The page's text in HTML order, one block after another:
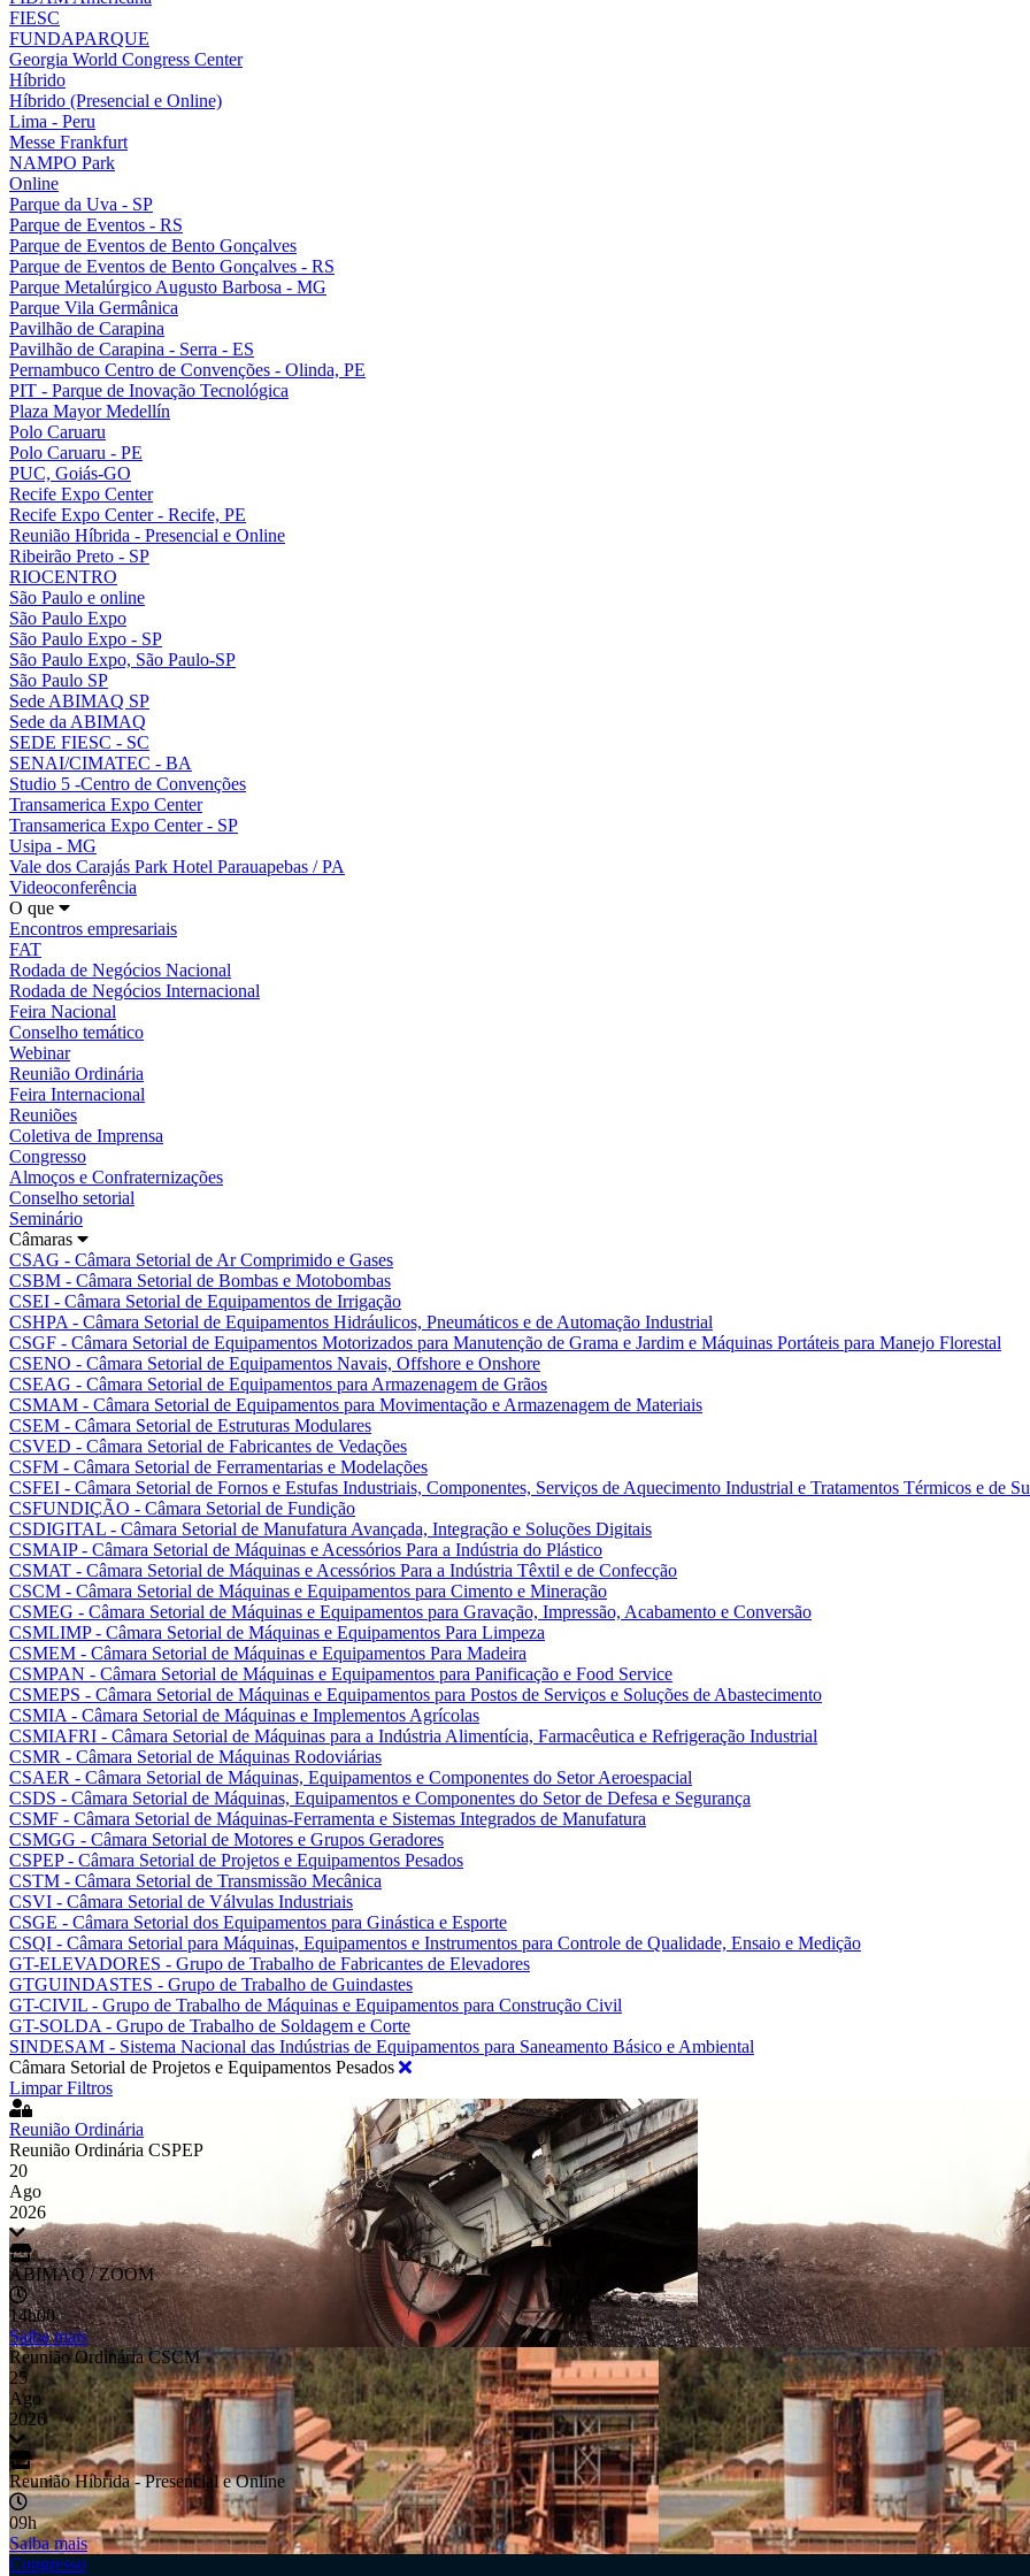
FIESC
FUNDAPARQUE
Georgia World Congress Center
Híbrido
Híbrido (Presencial e Online)
Lima - Peru
Messe Frankfurt
NAMPO Park
Online
Parque da Uva - SP
Parque de Eventos - RS
Parque de Eventos de Bento Gonçalves
Parque de Eventos de Bento Gonçalves - RS
Parque Metalúrgico Augusto Barbosa - MG
Parque Vila Germânica
Pavilhão de Carapina
Pavilhão de Carapina - Serra - ES
Pernambuco Centro de Convenções - Olinda, PE
PIT - Parque de Inovação Tecnológica
Plaza Mayor Medellín
Polo Caruaru
Polo Caruaru - PE
PUC, Goiás-GO
Recife Expo Center
Recife Expo Center - Recife, PE
Reunião Híbrida - Presencial e Online
Ribeirão Preto - SP
RIOCENTRO
São Paulo e online
São Paulo Expo
São Paulo Expo - SP
São Paulo Expo, São Paulo-SP
São Paulo SP
Sede ABIMAQ SP
Sede da ABIMAQ
SEDE FIESC - SC
SENAI/CIMATEC - BA
Studio 5 -Centro de Convenções
Transamerica Expo Center
Transamerica Expo Center - SP
Usipa - MG
Vale dos Carajás Park Hotel Parauapebas / PA
Videoconferência
O que
Encontros empresariais
FAT
Rodada de Negócios Nacional
Rodada de Negócios Internacional
Feira Nacional
Conselho temático
Webinar
Reunião Ordinária
Feira Internacional
Reuniões
Coletiva de Imprensa
Congresso
Almoços e Confraternizações
Conselho setorial
Seminário
Câmaras
CSAG - Câmara Setorial de Ar Comprimido e Gases
CSBM - Câmara Setorial de Bombas e Motobombas
CSEI - Câmara Setorial de Equipamentos de Irrigação
CSHPA - Câmara Setorial de Equipamentos Hidráulicos, Pneumáticos e de Automação Industrial
CSGF - Câmara Setorial de Equipamentos Motorizados para Manutenção de Grama e Jardim e Máquinas Portáteis para Manejo Florestal
CSENO - Câmara Setorial de Equipamentos Navais, Offshore e Onshore
CSEAG - Câmara Setorial de Equipamentos para Armazenagem de Grãos
CSMAM - Câmara Setorial de Equipamentos para Movimentação e Armazenagem de Materiais
CSEM - Câmara Setorial de Estruturas Modulares
CSVED - Câmara Setorial de Fabricantes de Vedações
CSFM - Câmara Setorial de Ferramentarias e Modelações
CSFEI - Câmara Setorial de Fornos e Estufas Industriais, Componentes, Serviços de Aquecimento Industrial e Tratamentos Térmicos e de
CSFUNDIÇÃO - Câmara Setorial de Fundição
CSDIGITAL - Câmara Setorial de Manufatura Avançada, Integração e Soluções Digitais
CSMAIP - Câmara Setorial de Máquinas e Acessórios Para a Indústria do Plástico
CSMAT - Câmara Setorial de Máquinas e Acessórios Para a Indústria Têxtil e de Confecção
CSCM - Câmara Setorial de Máquinas e Equipamentos para Cimento e Mineração
CSMEG - Câmara Setorial de Máquinas e Equipamentos para Gravação, Impressão, Acabamento e Conversão
CSMLIMP - Câmara Setorial de Máquinas e Equipamentos Para Limpeza
CSMEM - Câmara Setorial de Máquinas e Equipamentos Para Madeira
CSMPAN - Câmara Setorial de Máquinas e Equipamentos para Panificação e Food Service
CSMEPS - Câmara Setorial de Máquinas e Equipamentos para Postos de Serviços e Soluções de Abastecimento
CSMIA - Câmara Setorial de Máquinas e Implementos Agrícolas
CSMIAFRI - Câmara Setorial de Máquinas para a Indústria Alimentícia, Farmacêutica e Refrigeração Industrial
CSMR - Câmara Setorial de Máquinas Rodoviárias
CSAER - Câmara Setorial de Máquinas, Equipamentos e Componentes do Setor Aeroespacial
CSDS - Câmara Setorial de Máquinas, Equipamentos e Componentes do Setor de Defesa e Segurança
CSMF - Câmara Setorial de Máquinas-Ferramenta e Sistemas Integrados de Manufatura
CSMGG - Câmara Setorial de Motores e Grupos Geradores
CSPEP - Câmara Setorial de Projetos e Equipamentos Pesados
CSTM - Câmara Setorial de Transmissão Mecânica
CSVI - Câmara Setorial de Válvulas Industriais
CSGE - Câmara Setorial dos Equipamentos para Ginástica e Esporte
CSQI - Câmara Setorial para Máquinas, Equipamentos e Instrumentos para Controle de Qualidade, Ensaio e Medição
GT-ELEVADORES - Grupo de Trabalho de Fabricantes de Elevadores
GTGUINDASTES - Grupo de Trabalho de Guindastes
GT-CIVIL - Grupo de Trabalho de Máquinas e Equipamentos para Construção Civil
GT-SOLDA - Grupo de Trabalho de Soldagem e Corte
SINDESAM - Sistema Nacional das Indústrias de Equipamentos para Saneamento Básico e Ambiental
Câmara Setorial de Projetos e Equipamentos Pesados
Limpar Filtros
Reunião Ordinária
Reunião Ordinária CSPEP
20
Ago
2026
ABIMAQ / ZOOM
14h00
Saiba mais
Reunião Ordinária CSCM
25
Ago
2026
Reunião Híbrida - Presencial e Online
09h
Saiba mais
Congresso